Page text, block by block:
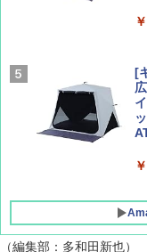
[
（編集部：多和田新也）